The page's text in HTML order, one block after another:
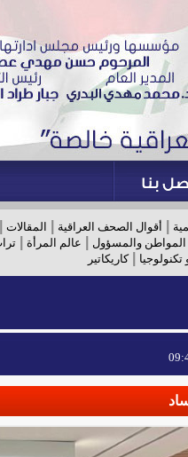
أقوال الصحف العراقية المقالات
المواطن والمسؤول عالم المرأة |
|كاريكاتير